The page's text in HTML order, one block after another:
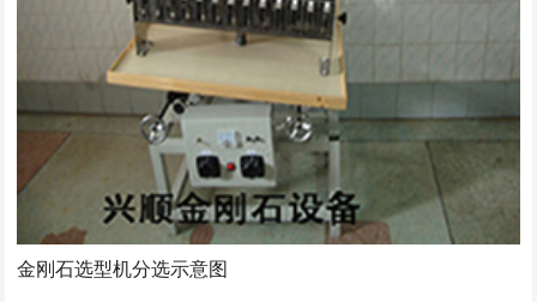
金刚石选型机分选示意图